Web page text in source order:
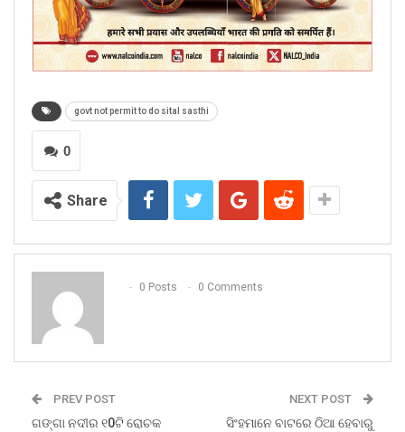
govt not permit to do sital sasthi
0
Share
0 Posts 0 Comments
PREV POST
ଗଙ୍ଗା ନଦୀର ୧0ଟି ରୋଚକ
NEXT POST
ସିଂହମାନେ ବାଟରେ ଠିଆ ହେବାରୁ